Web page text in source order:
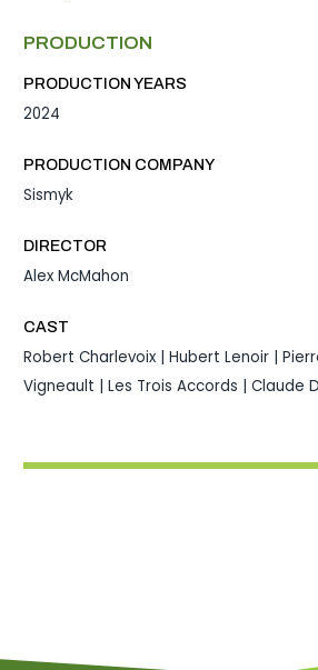
PRODUCTION
PRODUCTION YEARS
2024
PRODUCTION COMPANY
Sismyk
DIRECTOR
Alex McMahon
CAST
Robert Charlevoix | Hubert Lenoir |
Vigneault | Les Trois Accords | Claude